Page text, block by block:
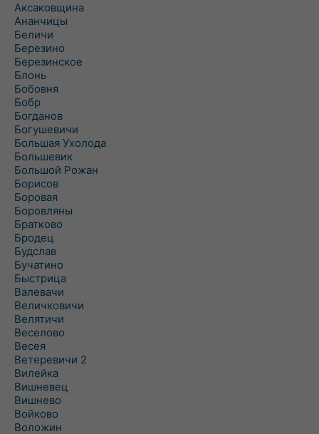
Аксаковщина
Ананчицы
Беличи
Березино
Березинское
Блонь
Бобовня
Бобр
Богданов
Богушевичи
Большая Ухолода
Большевик
Большой Рожан
Борисов
Боровая
Боровляны
Братково
Бродец
Будслав
Бучатино
Быстрица
Валевачи
Величковичи
Велятичи
Веселово
Весея
Ветеревичи 2
Вилейка
Вишневец
Вишнево
Войково
Воложин